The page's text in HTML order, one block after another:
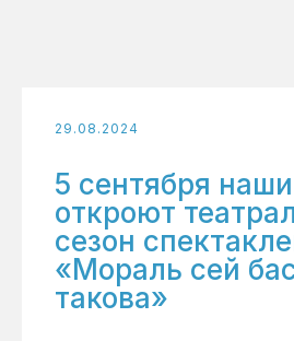
29.08.2024
5 сентября
откроют
сезон
«Мораль сей
такова»